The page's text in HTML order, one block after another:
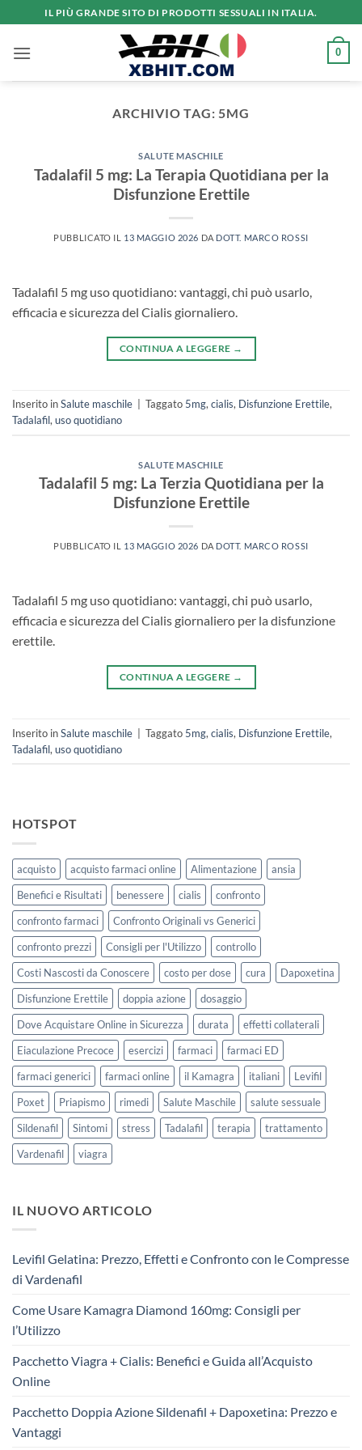
ai
contenuti
IL PIÙ GRANDE SITO DI PRODOTTI SESSUALI IN ITALIA.
0
ARCHIVIO TAG:5MG
SALUTE MASCHILE
Tadalafil 5 mg: La Terapia Quotidiana per la
Disfunzione Erettile
PUBBLICATO IL 13 MAGGIO 2026 DA DOTT. MARCO ROSSI
Tadalafil 5 mg uso quotidiano: vantaggi, chi può usarlo,
efficacia e sicurezza del Cialis giornaliero.
CONTINUA A LEGGERE →
Inserito inSalute maschile Taggato 5mg, cialis, Disfunzione Erettile,
Tadalafil, uso quotidiano
SALUTE MASCHILE
Tadalafil 5 mg: La Terzia Quotidiana per la
Disfunzione Erettile
PUBBLICATO IL 13 MAGGIO 2026 DA DOTT. MARCO ROSSI
Tadalafil 5 mg uso quotidiano: vantaggi, chi può usarlo,
efficacia e sicurezza del Cialis giornaliero per la disfunzione
erettile.
CONTINUA A LEGGERE →
Inserito inSalute maschile Taggato 5mg, cialis, Disfunzione Erettile,
Tadalafil, uso quotidiano
HOTSPOT
acquisto acquisto farmaci online Alimentazione
ansia
Benefici e Risultati
benessere cialis
confronto
confronto farmaci
Confronto Originali vs Generici
confronto prezzi
Consigli per l'Utilizzo
controllo
Costi Nascosti da Conoscere
costo per dose cura
Dapoxetina
Disfunzione Erettile
doppia azione
dosaggio
Dove Acquistare Online in Sicurezza
durata
effetti collaterali
Eiaculazione Precoce
esercizi farmaci
farmaci ED
farmaci generici
farmaci online il Kamagra italiani
Levifil
Poxet
Priapismo rimedi Salute Maschile
salute sessuale
Sildenafil
Sintomi stress Tadalafil terapia
trattamento
Vardenafil
viagra
IL NUOVO ARTICOLO
Levifil Gelatina: Prezzo, Effetti e Confronto con le Compresse
di Vardenafil
Come Usare Kamagra Diamond 160mg: Consigli per
l’Utilizzo
Pacchetto Viagra + Cialis: Benefici e Guida all’Acquisto
Online
Pacchetto Doppia Azione Sildenafil + Dapoxetina: Prezzo e
Vantaggi